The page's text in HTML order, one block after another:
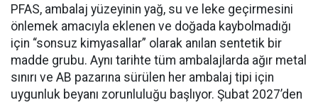
PFAS, ambalaj yüzeyinin yağ, su ve leke geçirmesini
önlemek amacıyla eklenen ve doğada kaybolmadığı
için “sonsuz kimyasallar” olarak anılan sentetik bir
madde grubu. Aynı tarihte tüm ambalajlarda ağır metal
sınırı ve AB pazarına sürülen her ambalaj tipi için
uygunluk beyanı zorunluluğu başlıyor. Şubat 2027’den